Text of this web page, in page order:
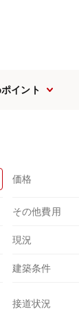
イント
価格
その他費用
現況
建築条件
接道状況